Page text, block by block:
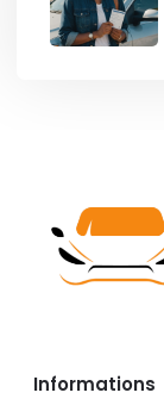
Informations